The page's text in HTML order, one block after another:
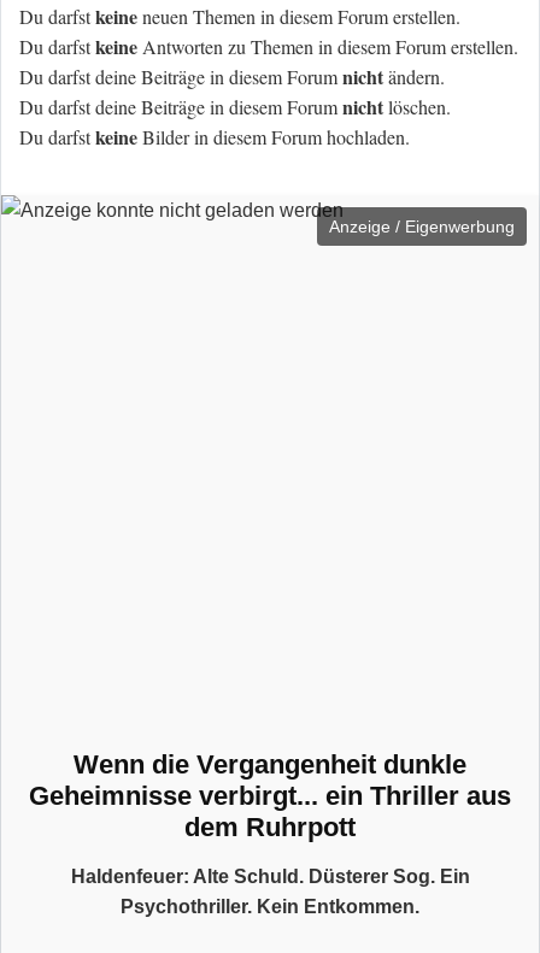
Du darfstkeineneuen Themen in diesem Forum erstellen.
Du darfstkeine Antworten zu Themen in diesem Forum erstellen.
Du darfst deine Beiträge in diesem Forumnichtändern.
Du darfst deine Beiträge in diesem Forumnichtlöschen.
Du darfstkeineBilder in diesem Forum hochladen.
Anzeige / Eigenwerbung
Wenn die Vergangenheit dunkle
Geheimnisse verbirgt... ein Thriller aus
dem Ruhrpott
Haldenfeuer: Alte Schuld. Düsterer Sog. Ein
Psychothriller. Kein Entkommen.